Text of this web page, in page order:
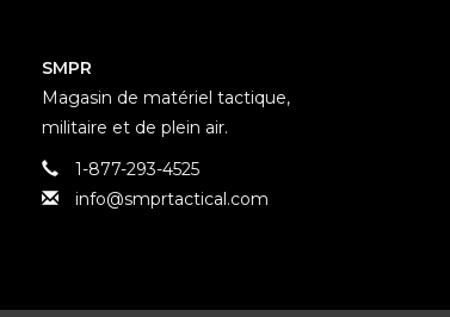
SMPR
Magasin de matériel tactique,
militaire et de plein air.
1-877-293-4525
info@smprtactical.com